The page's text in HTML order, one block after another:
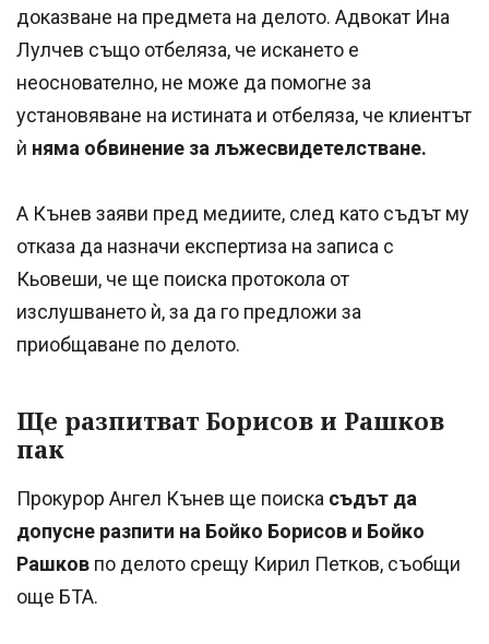
доказване на предмета на делото. Адвокат Ина
Лулчев също отбеляза, че искането е
неоснователно, не може да помогне за
установяване на истината и отбеляза, че клиентът
ѝ няма обвинение за лъжесвидетелстване.
А Кънев заяви пред медиите, след като съдът му
отказа да назначи експертиза на записа с
Кьовеши, че ще поиска протокола от
изслушването ѝ, за да го предложи за
приобщаване по делото.
Ще разпитват Борисов и Рашков
пак
Прокурор Ангел Кънев ще поиска съдът да
допусне разпити на Бойко Борисов и Бойко
Рашков по делото срещу Кирил Петков, съобщи
още БТА.